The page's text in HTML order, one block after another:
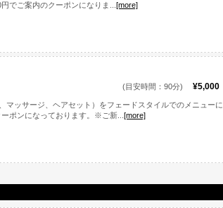
でご案内のクーポンになりま... [more]
(目安時間：90分) ¥5,000
マッサージ、ヘアセット）をフェードスタイルでのメニューに
ポンになっております。※ご新... [more]